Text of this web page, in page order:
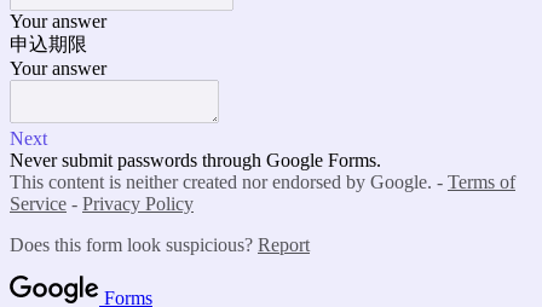
Your answer
申込期限
Your answer
Next
Never submit passwords through Google Forms.
This content is neither created nor endorsed by Google. - Terms of
Service - Privacy Policy
Does this form look suspicious? Report
Forms